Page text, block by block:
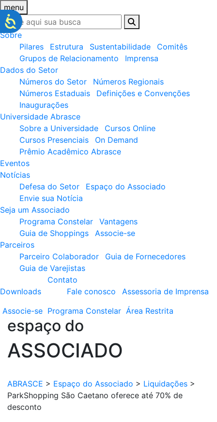
menu
Sobre
Pilares
Estrutura Sustentabilidade
Comitês
Grupos de Relacionamento
Imprensa
Dados do Setor
Números do Setor
Números Regionais
Números Estaduais
Definições e Convenções
Inaugurações
Universidade Abrasce
Sobre a Universidade
Cursos Online
Cursos Presenciais
On Demand
Prêmio Acadêmico Abrasce
Eventos
Notícias
Defesa do Setor
Espaço do Associado
Envie sua Notícia
Seja um Associado
Programa Constelar
Vantagens
Guia de Shoppings
Associe-se
Parceiros
Parceiro Colaborador
Guia de Fornecedores
Guia de Varejistas
Downloads
Contato
Fale conosco
Assessoria de Imprensa
Associe-se Programa Constelar Área Restrita
espaço do
ASSOCIADO
ABRASCE > Espaço do Associado > Liquidações >
ParkShopping São Caetano oferece até 70% de
desconto